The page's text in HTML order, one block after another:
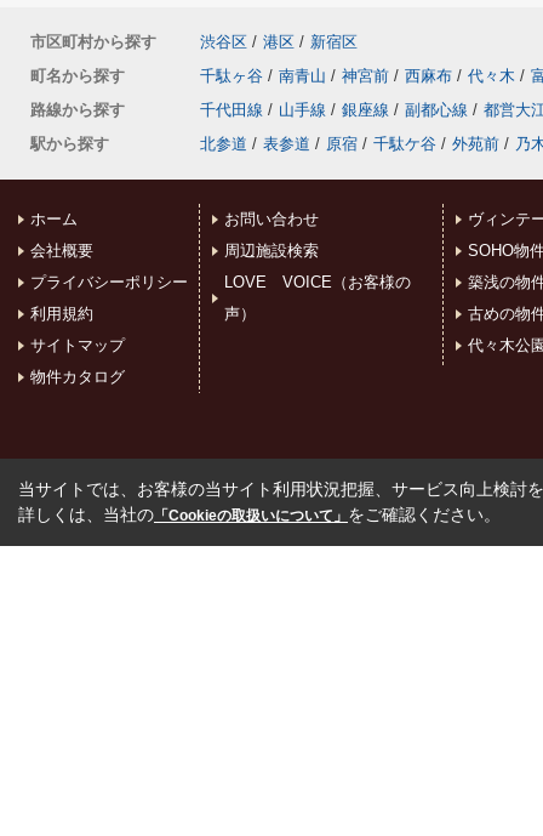
市区町村から探す 渋谷区 / 港区 / 新宿区
町名から探す
千駄ヶ谷 / 南青山 / 神宮前 / 西麻布 / 代々木 /
路線から探す
千代田線 / 山手線 / 銀座線 / 副都心線 / 都営大
駅から探す
北参道 / 表参道 / 原宿 / 千駄ケ谷 / 外苑前 / 乃
ホーム
会社概要
プライバシーポリシー
利用規約
サイトマップ
物件カタログ
お問い合わせ
周辺施設検索
LOVE VOICE（お客様の
声）
ヴィンテ
SOHO物
築浅の物
古めの物
代々木公
当サイトでは、お客様の当サイト利用状況把握、サービス向上検討
詳しくは、当社の 「Cookieの取扱いについて」 をご確認ください。